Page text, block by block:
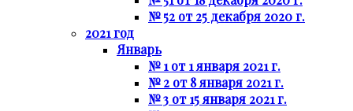
№ 52 от 25 декабря 2020 г.
2021 год
Январь
№ 1 от 1 января 2021 г.
№ 2 от 8 января 2021 г.
№ 3 от 15 января 2021 г.